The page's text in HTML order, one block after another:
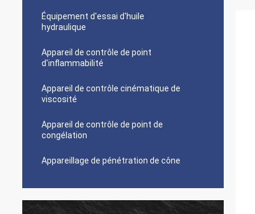
Équipement d'essai d'huile
hydraulique
Appareil de contrôle de point
d'inflammabilité
Appareil de contrôle cinématique de
viscosité
Appareil de contrôle de point de
congélation
Appareillage de pénétration de cône